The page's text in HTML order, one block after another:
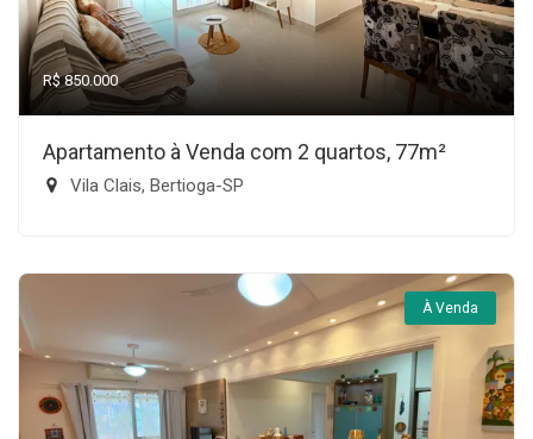
R$ 850.000
Apartamento à Venda com 2 quartos, 77m²
Vila Clais, Bertioga-SP
À Venda